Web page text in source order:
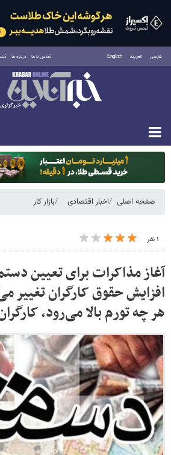
فارسی العربية English تماس با ما درباره ما
دوشنبه ۱۹ مرداد ۱۴۰۵
صفحه اصلی اخبار اقتصادی بازار کار
۱ نفر
افزایش حقوق کارگران تغییر
هر چه تورم بالا می‌رود،